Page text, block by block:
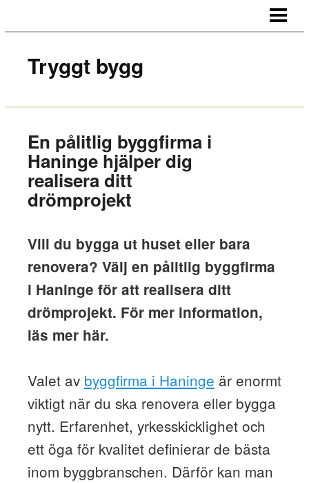
KONTAKT
Tryggt bygg
En pålitlig byggfirma i
Haninge hjälper dig
realisera ditt
drömprojekt
Vill du bygga ut huset eller bara
renovera? Välj en pålitlig byggfirma
i Haninge för att realisera ditt
drömprojekt. För mer information,
läs mer här.
Valet av byggfirma i Haninge är enormt
viktigt när du ska renovera eller bygga
nytt. Erfarenhet, yrkesskicklighet och
ett öga för kvalitet definierar de bästa
inom byggbranschen. Därför kan man